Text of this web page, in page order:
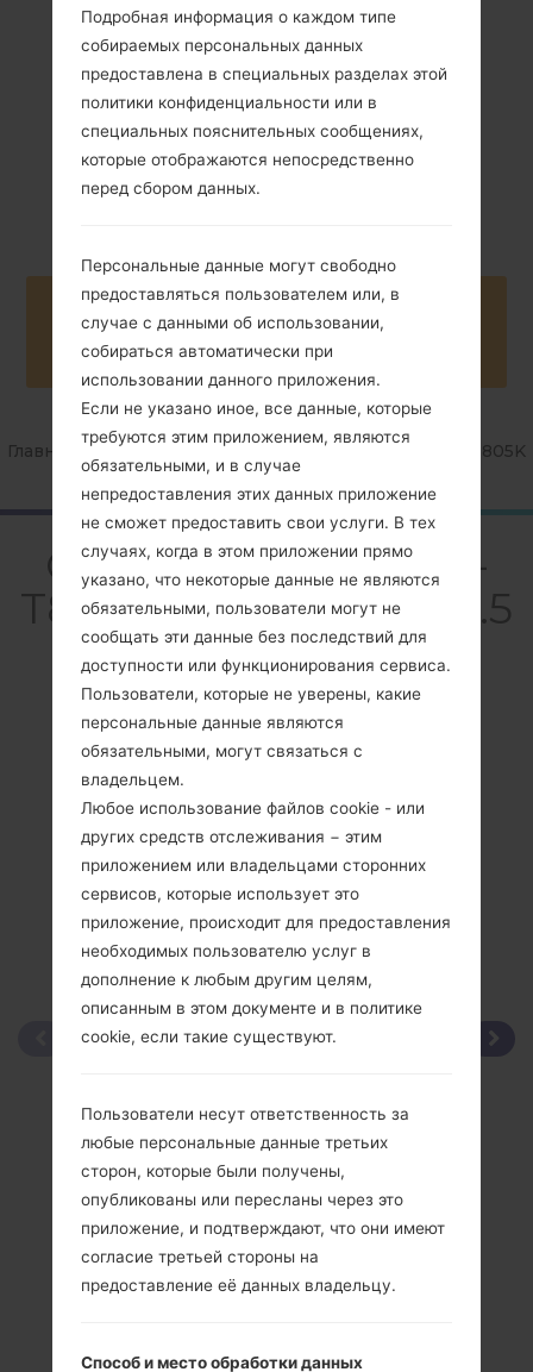
Android
Marshmallow 6.0.1
Ноябрь, 2014
Buy accessories on Amazon
Главная → Серия Galaxy Tab S 10.5 SamsungSM-T805K
ОбзорSamsung SM-
T805KGalaxy Tab S 10.5
Сравнить
Подробная информация о каждом типе
собираемых персональных данных
предоставлена в специальных разделах этой
политики конфиденциальности или в
специальных пояснительных сообщениях,
которые отображаются непосредственно
перед сбором данных.
Персональные данные могут свободно
предоставляться пользователем или, в
случае с данными об использовании,
собираться автоматически при
использовании данного приложения.
Если не указано иное, все данные, которые
требуются этим приложением, являются
обязательными, и в случае
непредоставления этих данных приложение
не сможет предоставить свои услуги. В тех
случаях, когда в этом приложении прямо
указано, что некоторые данные не являются
обязательными, пользователи могут не
сообщать эти данные без последствий для
доступности или функционирования сервиса.
Пользователи, которые не уверены, какие
персональные данные являются
обязательными, могут связаться с
владельцем.
Любое использование файлов cookie - или
других средств отслеживания − этим
приложением или владельцами сторонних
сервисов, которые использует это
приложение, происходит для предоставления
необходимых пользователю услуг в
дополнение к любым другим целям,
описанным в этом документе и в политике
cookie, если такие существуют.
Пользователи несут ответственность за
любые персональные данные третьих
сторон, которые были получены,
опубликованы или пересланы через это
приложение, и подтверждают, что они имеют
согласие третьей стороны на
предоставление её данных владельцу.
Способ и место обработки данных